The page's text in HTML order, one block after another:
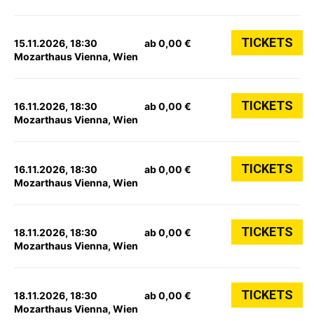
15.11.2026, 18:30
Mozarthaus Vienna, Wien
ab 0,00 € TICKETS
16.11.2026, 18:30
Mozarthaus Vienna, Wien
ab 0,00 € TICKETS
16.11.2026, 18:30
Mozarthaus Vienna, Wien
ab 0,00 € TICKETS
18.11.2026, 18:30
Mozarthaus Vienna, Wien
ab 0,00 € TICKETS
18.11.2026, 18:30
Mozarthaus Vienna, Wien
ab 0,00 € TICKETS